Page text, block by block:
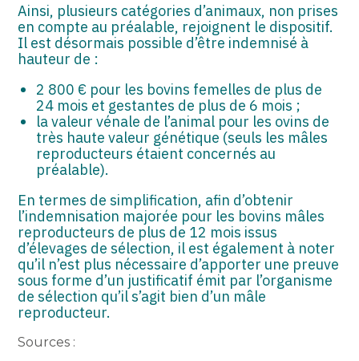
Ainsi, plusieurs catégories d’animaux, non prises
en compte au préalable, rejoignent le dispositif.
Il est désormais possible d’être indemnisé à
hauteur de :
2 800 € pour les bovins femelles de plus de
24 mois et gestantes de plus de 6 mois ;
la valeur vénale de l’animal pour les ovins de
très haute valeur génétique (seuls les mâles
reproducteurs étaient concernés au
préalable).
En termes de simplification, afin d’obtenir
l’indemnisation majorée pour les bovins mâles
reproducteurs de plus de 12 mois issus
d’élevages de sélection, il est également à noter
qu’il n’est plus nécessaire d’apporter une preuve
sous forme d’un justificatif émit par l’organisme
de sélection qu’il s’agit bien d’un mâle
reproducteur.
Sources :